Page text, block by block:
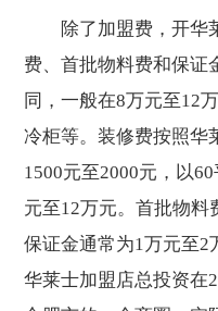
除了加盟费，开华
费、首批物料费和保证
同，一般在8万元至12
冷柜等。装修费按照华
1500元至2000元，以
元至12万元。首批物料
保证金通常为1万元至2
华莱士加盟店总投资在